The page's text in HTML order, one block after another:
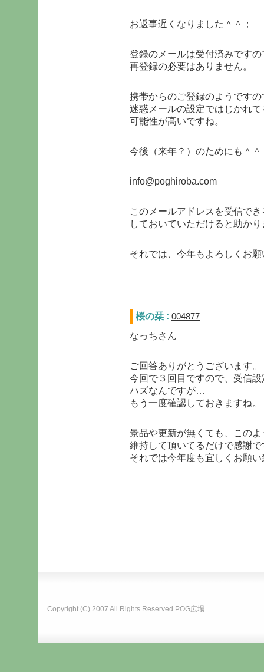
お返事遅くなりました＾＾；
登録のメールは受付済みですの
再登録の必要はありません。
携帯からのご登録のようですの
迷惑メールの設定ではじかれて
可能性が高いですね。
今後（来年？）のためにも＾＾
info@poghiroba.com
このメールアドレスを受信で
しておいていただけると助か
それでは、今年もよろしくお
桜の栞 : 004877
なっちさん
ご回答ありがとうございます。
今回で３回目ですので、受信
ハズなんですが…
もう一度確認しておきますね。
景品や更新が無くても、この
維持して頂いてるだけで感謝で
それでは今年度も宜しくお願
Copyright (C) 2007 All Rights Reserved POG広場